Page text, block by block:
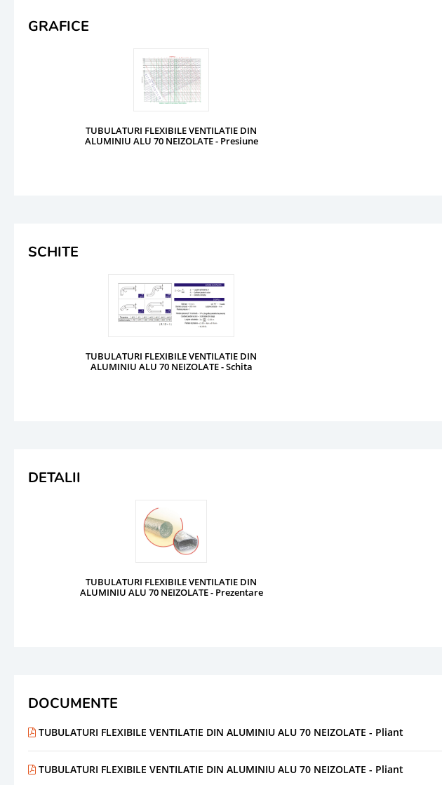
GRAFICE
TUBULATURI FLEXIBILE VENTILATIE DIN
ALUMINIU ALU 70 NEIZOLATE - Presiune
SCHITE
TUBULATURI FLEXIBILE VENTILATIE DIN
ALUMINIU ALU 70 NEIZOLATE - Schita
DETALII
TUBULATURI FLEXIBILE VENTILATIE DIN
ALUMINIU ALU 70 NEIZOLATE - Prezentare
DOCUMENTE
TUBULATURI FLEXIBILE VENTILATIE DIN ALUMINIU ALU 70 NEIZOLATE - Pliant
TUBULATURI FLEXIBILE VENTILATIE DIN ALUMINIU ALU 70 NEIZOLATE - Pliant